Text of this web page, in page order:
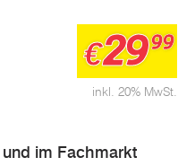
inkl. 20% MwSt.
€2999
und im Fachmarkt